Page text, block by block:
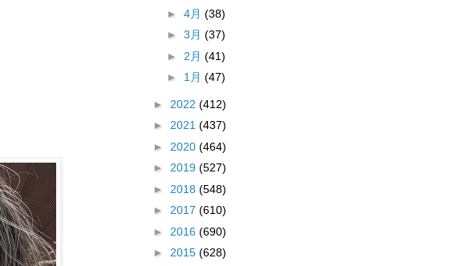
► 4月 (38)
► 3月 (37)
► 2月 (41)
► 1月 (47)
► 2022 (412)
► 2021 (437)
► 2020 (464)
► 2019 (527)
► 2018 (548)
► 2017 (610)
► 2016 (690)
► 2015 (628)